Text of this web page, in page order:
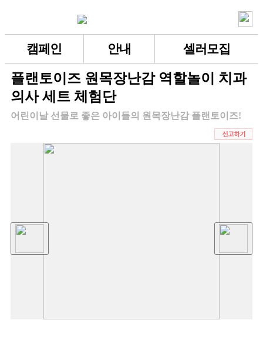
캠페인 안내 셀러모집
플랜토이즈 원목장난감 역할놀이 치과
의사 세트 체험단
어린이날 선물로 좋은 아이들의 원목장난감 플랜토이즈!